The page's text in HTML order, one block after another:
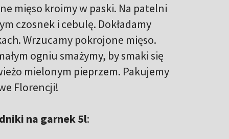
mięso kroimy w paski. Na patelni
czosnek i cebulę. Dokładamy
Wrzucamy pokrojone mięso.
ogniu smażymy, by smaki się
mielonym pieprzem. Pakujemy
Florencji!
na garnek 5l: